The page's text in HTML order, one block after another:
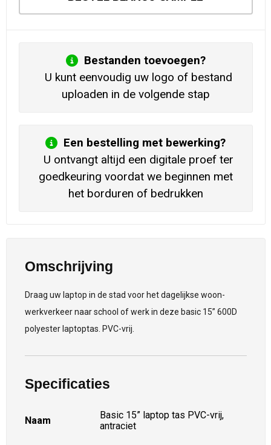
Bestanden toevoegen?
U kunt eenvoudig uw logo of bestand
uploaden in de volgende stap
Een bestelling met bewerking?
U ontvangt altijd een digitale proef ter
goedkeuring voordat we beginnen met
het borduren of bedrukken
Omschrijving
Draag uw laptop in de stad voor het dagelijkse woon-
werkverkeer naar school of werk in deze basic 15” 600D
polyester laptoptas. PVC-vrij.
Specificaties
Naam
Basic 15” laptop tas PVC-vrij,
antraciet